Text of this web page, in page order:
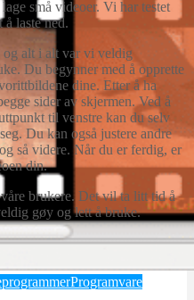
Programvare
små videoer. Vi har testet
å laste ned.
og alt i alt var vi veldig
Du begynner med å opprette
dine. Etter å ha
sider av skjermen. Ved å
til venstre kan du selv
Du kan også justere andre
så videre. Når du er ferdig, er
din.
brukere. Det vil ta litt tid å
gøy og lett å bruke.